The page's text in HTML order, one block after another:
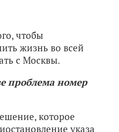
чтобы
жизнь во всей
с Москвы.
проблема номер
которое
указа